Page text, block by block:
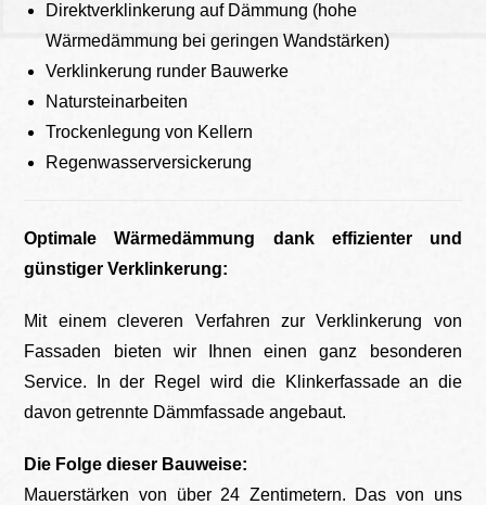
Direktverklinkerung auf Dämmung (hohe
Wärmedämmung bei geringen Wandstärken)
Verklinkerung runder Bauwerke
Natursteinarbeiten
Trockenlegung von Kellern
Regenwasserversickerung
Optimale Wärmedämmung dank effizienter und
günstiger Verklinkerung:
Mit einem cleveren Verfahren zur Verklinkerung von
Fassaden bieten wir Ihnen einen ganz besonderen
Service. In der Regel wird die Klinkerfassade an die
davon getrennte Dämmfassade angebaut.
Die Folge dieser Bauweise:
Mauerstärken von über 24 Zentimetern. Das von uns